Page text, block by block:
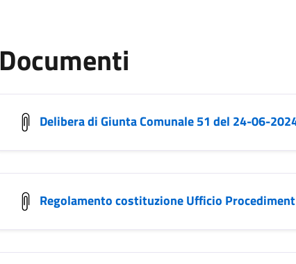
Documenti
Delibera di Giunta Comunale 51 del 24-06-
Regolamento costituzione Ufficio